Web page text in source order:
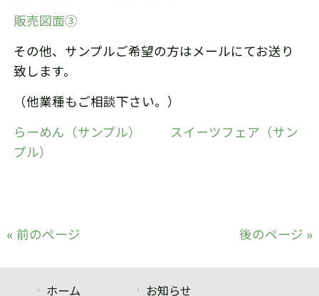
販売図面③
その他、サンプルご希望の方はメールにてお送り
致します。
（他業種もご相談下さい。）
らーめん（サンプル）
スイーツフェア（サン
プル）
« 前のページ 後のページ »
ホーム お知らせ